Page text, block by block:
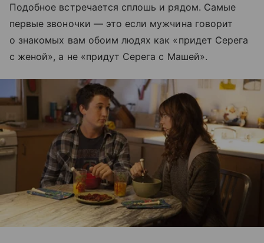
Подобное встречается сплошь и рядом. Самые
первые звоночки — это если мужчина говорит
о знакомых вам обоим людях как «придет Серега
с женой», а не «придут Серега с Машей».